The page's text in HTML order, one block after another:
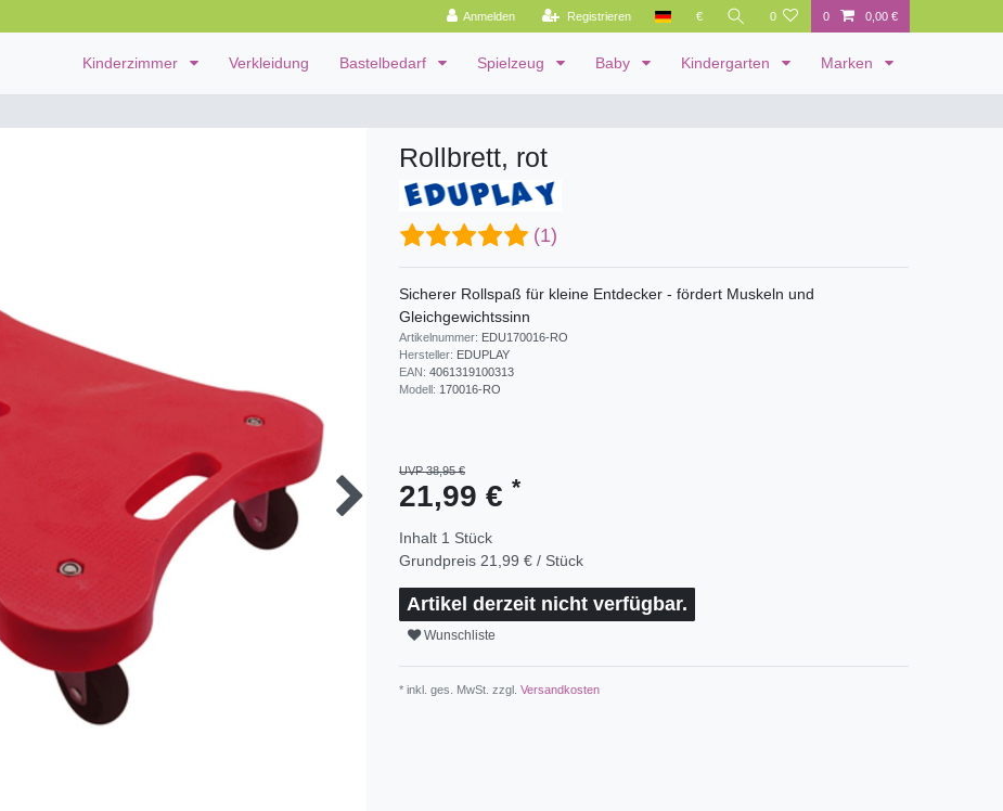
Anmelden Registrieren € 0 0 0,00 €
Kinderzimmer Verkleidung Bastelbedarf Spielzeug Baby Kindergarten Marken
Rollbrett, rot
(1)
Sicherer Rollspaß für kleine Entdecker - fördert Muskeln und
Gleichgewichtssinn
Artikelnummer: EDU170016-RO
Hersteller: EDUPLAY
EAN: 4061319100313
Modell: 170016-RO
UVP 38,95 €
21,99 € *
Inhalt 1 Stück
Grundpreis 21,99 € / Stück
Artikel derzeit nicht verfügbar.
Wunschliste
* inkl. ges. MwSt. zzgl. Versandkosten